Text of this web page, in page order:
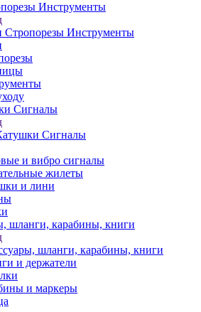
Инструменты
Инструменты
Сигналы
Сигналы
и вибро сигналы
жилеты
и лини
шланги, карабины, книги
шланги, карабины, книги
и держатели
и маркеры